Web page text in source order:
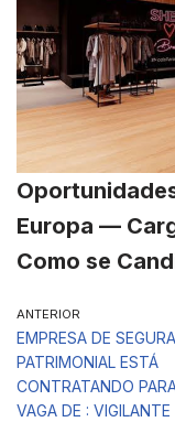
Europa —
Como se
ANTERIOR
EMPRESA DE
PATRIMONIAL ESTÁ
CONTRATANDO
VAGA DE : VIGILANTE